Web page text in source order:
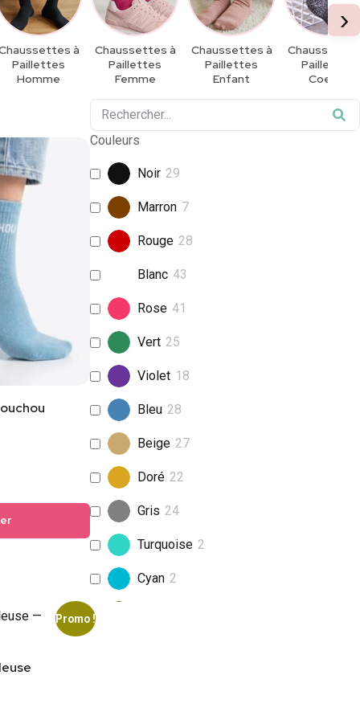
à
Paillettes
Homme
Chaussettes à
Paillettes
Femme
Chaussettes à
Paillettes
Enfant​
Paillette​s
Coeurs
›
Promo !
Couleurs
Noir 29
Marron 7
Rouge 28
Blanc 43
Rose 41
Vert 25
Violet 18
Bleu 28
Beige 27
Doré 22
Gris 24
Turquoise 2
Cyan 2